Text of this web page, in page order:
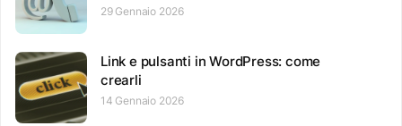
29 Gennaio 2026
Link e pulsanti in WordPress: come
crearli
14 Gennaio 2026